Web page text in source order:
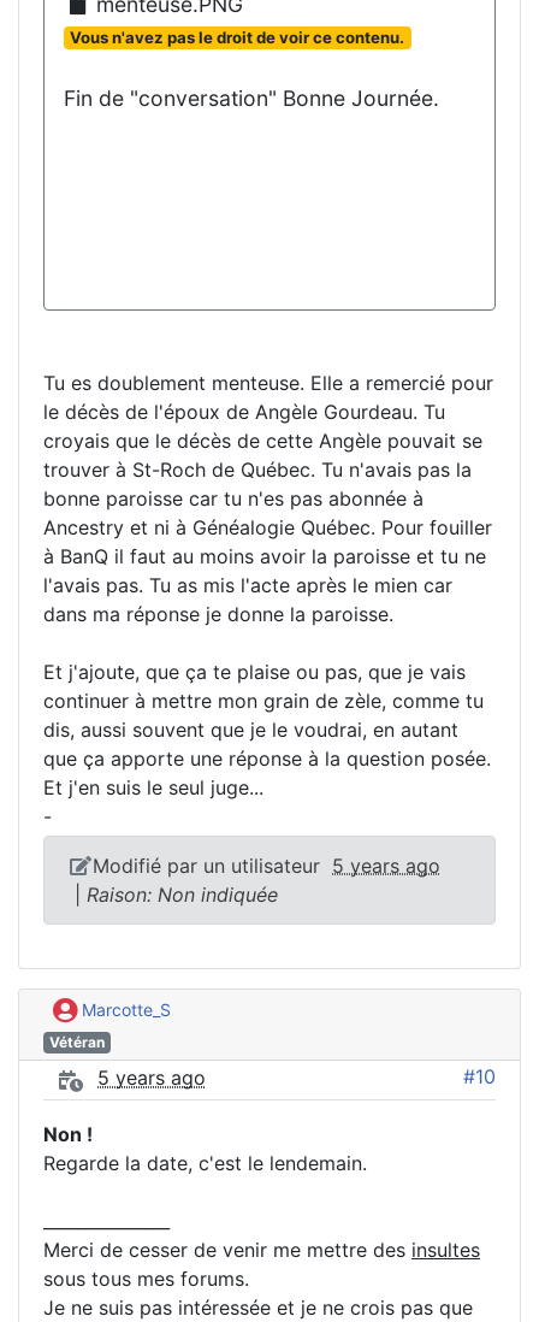
Vous n'avez pas le droit de voir ce contenu.
Fin de "conversation" Bonne Journée.
Tu es doublement menteuse. Elle a remercié pour
le décès de l'époux de Angèle Gourdeau. Tu
croyais que le décès de cette Angèle pouvait se
trouver à St-Roch de Québec. Tu n'avais pas la
bonne paroisse car tu n'es pas abonnée à
Ancestry et ni à Généalogie Québec. Pour fouiller
à BanQ il faut au moins avoir la paroisse et tu ne
l'avais pas. Tu as mis l'acte après le mien car
dans ma réponse je donne la paroisse.
Et j'ajoute, que ça te plaise ou pas, que je vais
continuer à mettre mon grain de zèle, comme tu
dis, aussi souvent que je le voudrai, en autant
que ça apporte une réponse à la question posée.
Et j'en suis le seul juge...
-
Modifié par un utilisateur 5 years ago
Raison: Non indiquée
Marcotte_S
Vétéran
5 years ago #10
Non !
Regarde la date, c'est le lendemain.
Merci de cesser de venir me mettre des insultes
sous tous mes forums.
Je ne suis pas intéressée et je ne crois pas que